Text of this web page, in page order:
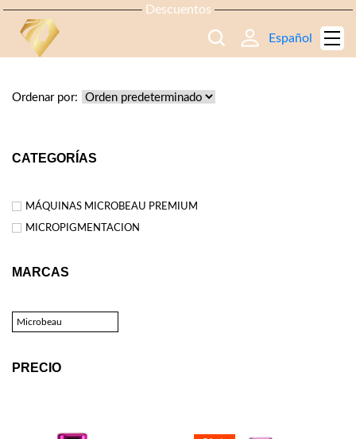
Descuentos
Español
TIENDA
Ordenar por:
CATEGORÍAS
MÁQUINAS MICROBEAU PREMIUM
MICROPIGMENTACION
MARCAS
Microbeau
PRECIO